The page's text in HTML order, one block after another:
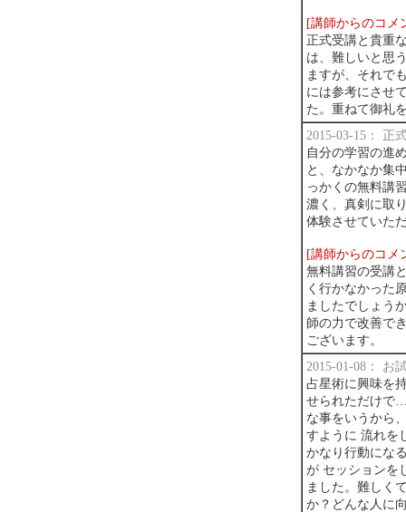
[講師からのコメ
正式受講と貴重
は、難しいと思
ますが、それで
には参考にさせ
た。重ねて御礼
2015-03-15： 正
自分の学習の進
と、なかなか集
っかくの無料講
濃く、真剣に取
体験させていた
[講師からのコメ
無料講習の受講
く行かなかった
ましたでしょう
師の力で改善で
ございます。
2015-01-08： お
占星術に興味を
せられただけで
な事をいうから
すように 流れを
かなり行動にな
が セッションを
ました。難しく
か？どんな人に